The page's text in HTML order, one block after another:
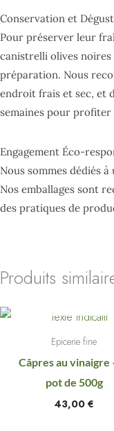
Conservation et
Pour préserver leur
canistrelli olives
préparation. Nous
endroit frais et sec, et
semaines pour profiter
Engagement Éco-
Nous sommes dédiés
Nos emballages sont
des pratiques de
ProduitsEN RUPTURE
Epicerie fine
Câpres au vinaigre
pot de 500g
43,00 €